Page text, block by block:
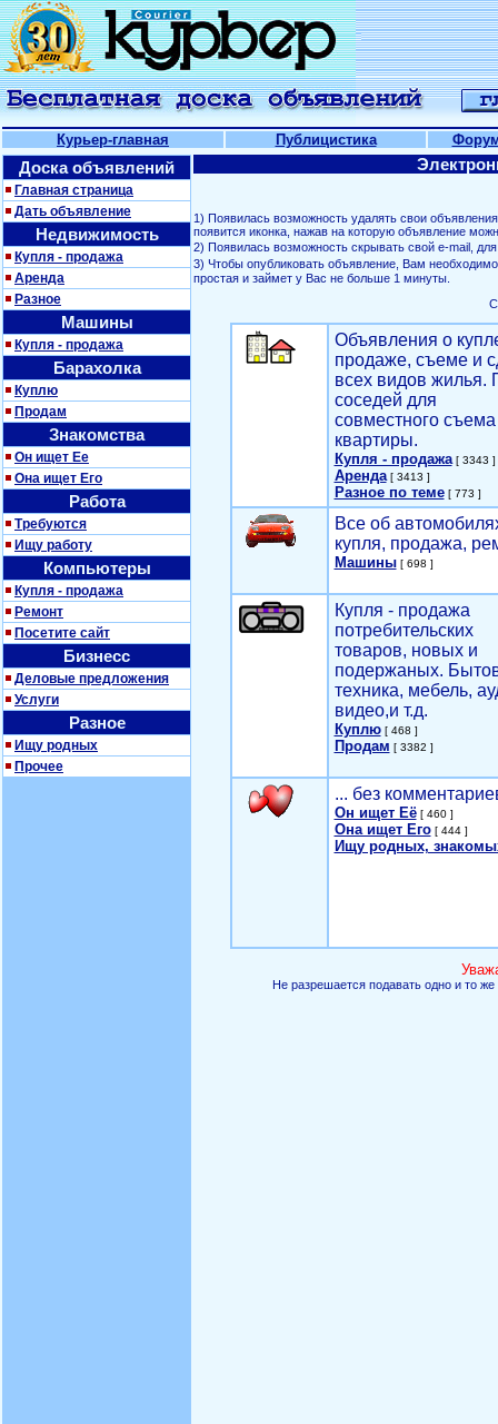
Курьер-главная Публицистика
Доска объявлений
Главная страница
Дать объявление
Недвижимость
Купля - продажа
Аренда
Разное
Машины
Купля - продажа
Барахолка
Куплю
Продам
Знакомства
Он ищет Ее
Она ищет Его
Работа
Требуются
Ищу работу
Компьютеры
Купля - продажа
Ремонт
Посетите сайт
Бизнесс
Деловые предложения
Услуги
Разное
Ищу родных
Прочее
1) Появилась возможность удалять свои
появится иконка, нажав на которую объявление
2) Появилась возможность скрывать свой е-mail,
3) Чтобы опубликовать объявление, Вам
простая и займет у Вас не больше 1 минуты.
Объявления о
продаже, съеме и
всех видов жилья.
соседей для
совместного съема
квартиры.
Купля - продажа[ 3343 ]
Аренда[ 3413 ]
Разное по теме[ 773 ]
Все об
купля, продажа,
Машины[ 698 ]
Купля - продажа
потребительских
товаров, новых и
подержаных.
техника, мебель,
видео,и т.д.
Куплю[ 468 ]
Продам [ 3382 ]
... без
Он ищет Её[ 460 ]
Она ищет Его[ 444 ]
Ищу родных,
Не разрешается подавать одно и то